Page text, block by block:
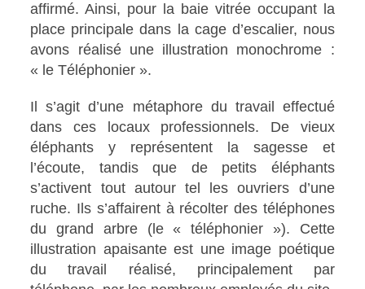
affirmé. Ainsi, pour la baie vitrée occupant la
place principale dans la cage d’escalier, nous
avons réalisé une illustration monochrome :
« le Téléphonier ».
Il s’agit d’une métaphore du travail effectué
dans ces locaux professionnels. De vieux
éléphants y représentent la sagesse et
l’écoute, tandis que de petits éléphants
s’activent tout autour tel les ouvriers d’une
ruche. Ils s’affairent à récolter des téléphones
du grand arbre (le « téléphonier »). Cette
illustration apaisante est une image poétique
du travail réalisé, principalement par